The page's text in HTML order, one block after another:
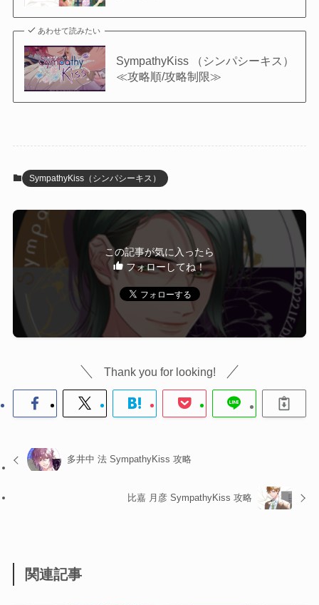
あわせて読みたい
SympathyKiss （シンパシーキス）
≪攻略順/攻略制限≫
SympathyKiss（シンパシーキス）
この記事が気に入ったら
フォローしてね！
Thank you for looking!
多井中 法 SympathyKiss 攻略
比嘉 月彦 SympathyKiss 攻略
関連記事